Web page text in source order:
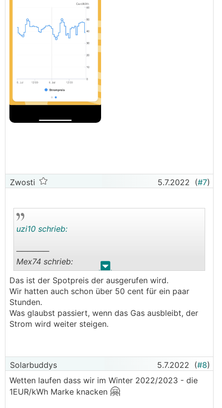
Zwosti 5.7.2022 (#7)
. .
uzi10 schrieb:
──────
Mex74 schrieb:
Entschuldige aber bekomm das für die
Einspeisung
───────────────
ja ich frag ja nur was die dann mit deinen Strom
hab nirgends bei denen gelesen das man so viel
bekommt?
Das ist der Spotpreis der ausgerufen wird.
Wir hatten auch schon über 50 cent für ein paar
Stunden.
Was glaubst passiert, wenn das Gas ausbleibt, der
Strom wird weiter steigen.
Solarbuddys 5.7.2022 (#8)
Wetten laufen dass wir im Winter 2022/2023 - die
1EUR/kWh Marke knacken 🤗